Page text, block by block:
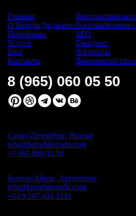
Главная
О Борода Диджитал
Портфолио
Услуги
Блог
Контакты
Корпоративные
Восстановление
SEO
Брендинг
Логотипы
Фирменный
8 (965) 060 05 50
Санкт-Петербург, Россия
info@borodaboroda.com
+7 965 060 05 50
Буэнос-Айрэс, Аргентина
info@borodaboroda.com
+54 9 297 404 1233